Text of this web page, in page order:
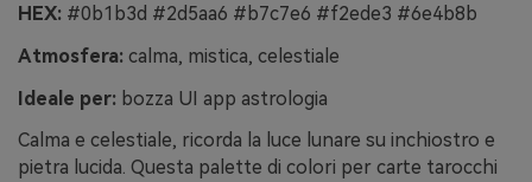
HEX: #0b1b3d #2d5aa6 #b7c7e6 #f2ede3 #6e4b8b
Atmosfera: calma, mistica, celestiale
Ideale per: bozza UI app astrologia
Calma e celestiale, ricorda la luce lunare su inchiostro e
pietra lucida. Questa palette di colori per carte tarocchi